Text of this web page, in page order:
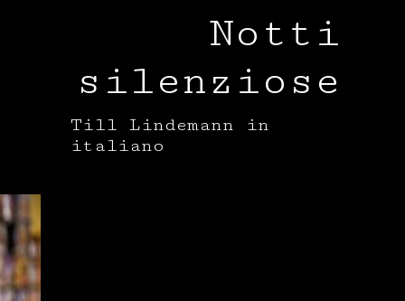
Notti
silenziose
Till Lindemann in
italiano